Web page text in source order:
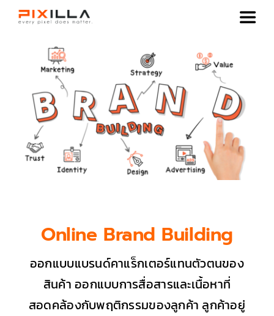
Skip
SOLUTION
SERVICE
CONTACT
Online Brand Building
ออกแบบแบรนด์คาแร็กเตอร์แทนตัวตนของ
สินค้า ออกแบบการสื่อสารและเนื้อหาที่
สอดคล้องกับพฤติกรรมของลูกค้า ลูกค้าอยู่